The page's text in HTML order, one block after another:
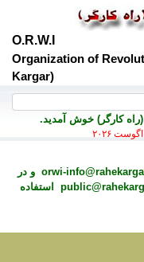
O.R.W.I
Organization of
Kargar)
(راه کارگر) خوش آمديد.
orwi- و در
استفاده